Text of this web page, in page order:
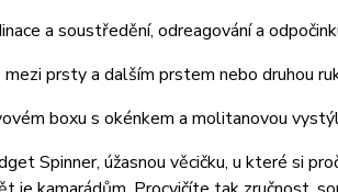
a soustředění, odreagování a
prsty a dalším prstem nebo druhou
boxu s okénkem a molitanovou
Spinner, úžasnou věcičku, u které si